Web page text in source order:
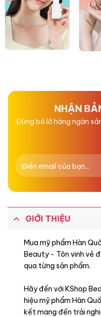
NHẬN
Đừng bỏ lỡ hàng ngàn
GIỚI THIỆU
Mua mỹ phẩm Hàn
Beauty - Tôn vinh vẻ
qua từng sản phẩm.
Hãy đến với KShop
hiệu mỹ phẩm Hàn
kết mang đến trải